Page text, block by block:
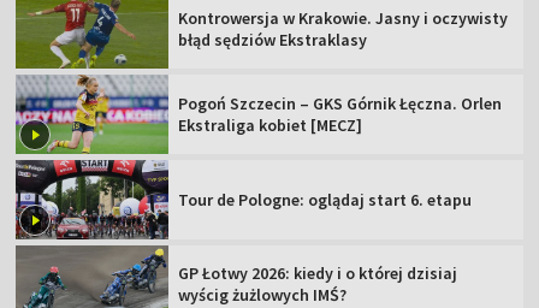
Kontrowersja w Krakowie. Jasny i oczywisty
błąd sędziów Ekstraklasy
Pogoń Szczecin – GKS Górnik Łęczna. Orlen
Ekstraliga kobiet [MECZ]
Tour de Pologne: oglądaj start 6. etapu
GP Łotwy 2026: kiedy i o której dzisiaj
wyścig żużlowych IMŚ?